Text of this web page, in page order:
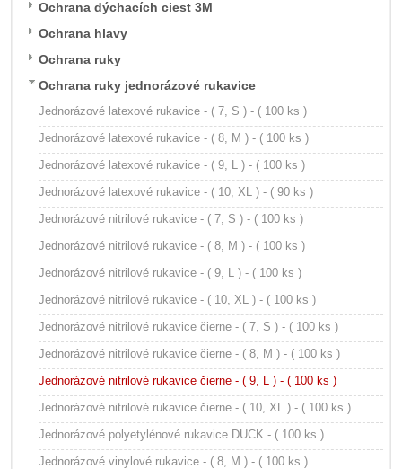
Ochrana dýchacích ciest 3M
Ochrana hlavy
Ochrana ruky
Ochrana ruky jednorázové rukavice
Jednorázové latexové rukavice - ( 7, S ) - ( 100 ks )
Jednorázové latexové rukavice - ( 8, M ) - ( 100 ks )
Jednorázové latexové rukavice - ( 9, L ) - ( 100 ks )
Jednorázové latexové rukavice - ( 10, XL ) - ( 90 ks )
Jednorázové nitrilové rukavice - ( 7, S ) - ( 100 ks )
Jednorázové nitrilové rukavice - ( 8, M ) - ( 100 ks )
Jednorázové nitrilové rukavice - ( 9, L ) - ( 100 ks )
Jednorázové nitrilové rukavice - ( 10, XL ) - ( 100 ks )
Jednorázové nitrilové rukavice čierne - ( 7, S ) - ( 100 ks )
Jednorázové nitrilové rukavice čierne - ( 8, M ) - ( 100 ks )
Jednorázové nitrilové rukavice čierne - ( 9, L ) - ( 100 ks )
Jednorázové nitrilové rukavice čierne - ( 10, XL ) - ( 100 ks )
Jednorázové polyetylénové rukavice DUCK - ( 100 ks )
Jednorázové vinylové rukavice - ( 8, M ) - ( 100 ks )